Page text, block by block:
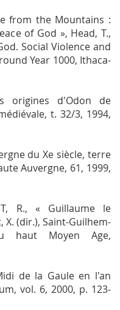
from the Mountains :
of God », Head, T.,
Social Violence and
Year 1000, Ithaca-
origines d'Odon de
, t. 32/3, 1994,
du Xe siècle, terre
Auvergne, 61, 1999,
R., « Guillaume le
X. (dir.), Saint-Guilhem-
haut Moyen Age,
de la Gaule en l'an
, vol. 6, 2000, p. 123-